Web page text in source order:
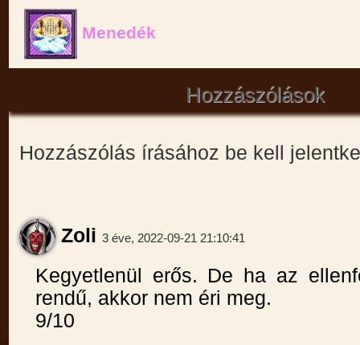
Menedék
Hozzászólások
Hozzászólás írásához be kell
Zoli 3 éve, 2022-09-21 21:10:41
Kegyetlenül erős. De ha az
rendű, akkor nem éri meg.
9/10